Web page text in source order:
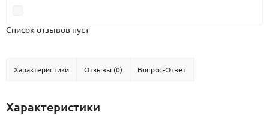
Список отзывов пуст
Характеристики Отзывы (0) Вопрос-Ответ
Характеристики